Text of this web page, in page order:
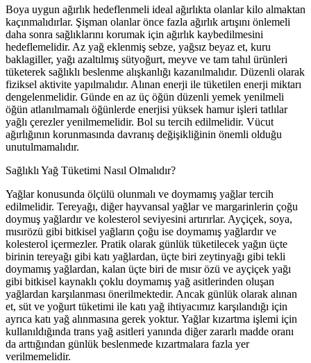
Boya uygun ağırlık hedeflenmeli ideal ağırlıkta olanlar kilo almaktan
kaçınmalıdırlar. Şişman olanlar önce fazla ağırlık artışını önlemeli
daha sonra sağlıklarını korumak için ağırlık kaybedilmesini
hedeflemelidir. Az yağ eklenmiş sebze, yağsız beyaz et, kuru
baklagiller, yağı azaltılmış sütyoğurt, meyve ve tam tahıl ürünleri
tüketerek sağlıklı beslenme alışkanlığı kazanılmalıdır. Düzenli olarak
fiziksel aktivite yapılmalıdır. Alınan enerji ile tüketilen enerji miktarı
dengelenmelidir. Günde en az üç öğün düzenli yemek yenilmeli
öğün atlanılmamalı öğünlerde enerjisi yüksek hamur işleri tatlılar
yağlı çerezler yenilmemelidir. Bol su tercih edilmelidir. Vücut
ağırlığının korunmasında davranış değişikliğinin önemli olduğu
unutulmamalıdır.
Sağlıklı Yağ Tüketimi Nasıl Olmalıdır?
Yağlar konusunda ölçülü olunmalı ve doymamış yağlar tercih
edilmelidir. Tereyağı, diğer hayvansal yağlar ve margarinlerin çoğu
doymuş yağlardır ve kolesterol seviyesini artırırlar. Ayçiçek, soya,
mısırözü gibi bitkisel yağların çoğu ise doymamış yağlardır ve
kolesterol içermezler. Pratik olarak günlük tüketilecek yağın üçte
birinin tereyağı gibi katı yağlardan, üçte biri zeytinyağı gibi tekli
doymamış yağlardan, kalan üçte biri de mısır özü ve ayçiçek yağı
gibi bitkisel kaynaklı çoklu doymamış yağ asitlerinden oluşan
yağlardan karşılanması önerilmektedir. Ancak günlük olarak alınan
et, süt ve yoğurt tüketimi ile katı yağ ihtiyacımız karşılandığı için
ayrıca katı yağ alınmasına gerek yoktur. Yağlar kızartma işlemi için
kullanıldığında trans yağ asitleri yanında diğer zararlı madde oranı
da arttığından günlük beslenmede kızartmalara fazla yer
verilmemelidir.